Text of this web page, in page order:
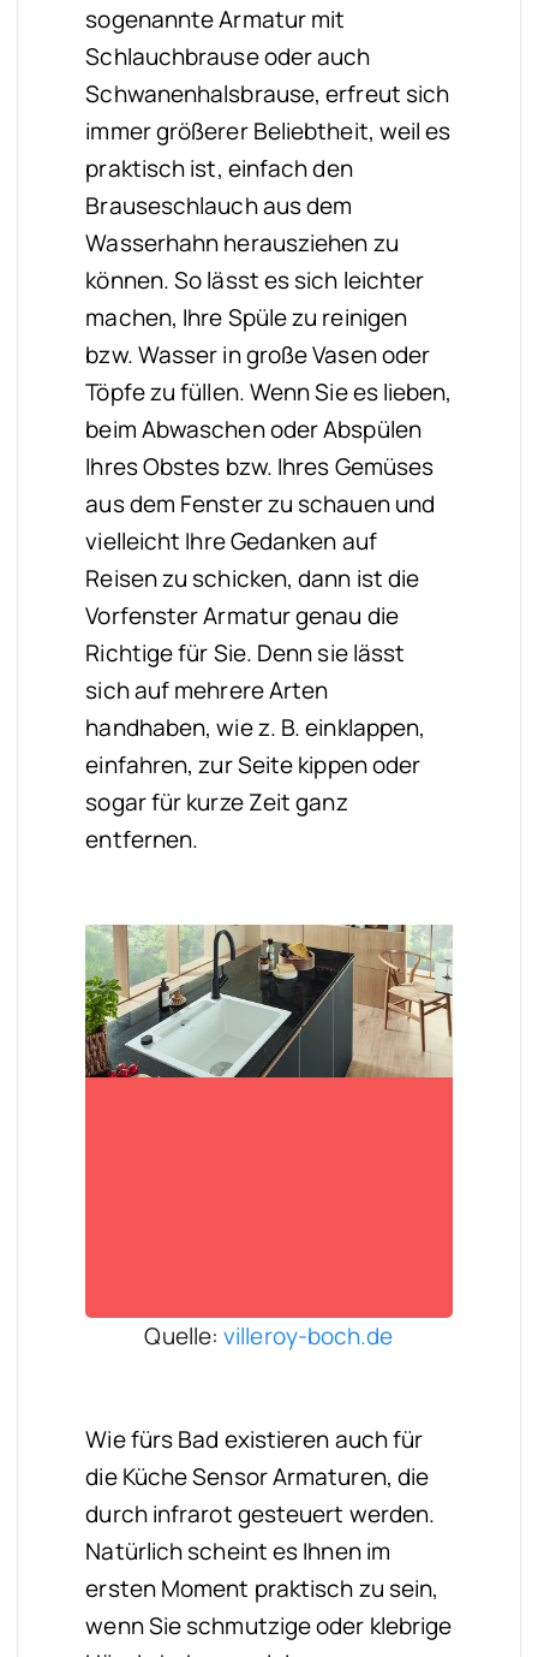
sogenannte Armatur mit
Schlauchbrause oder auch
Schwanenhalsbrause, erfreut sich
immer größerer Beliebtheit, weil es
praktisch ist, einfach den
Brauseschlauch aus dem
Wasserhahn herausziehen zu
können. So lässt es sich leichter
machen, Ihre Spüle zu reinigen
bzw. Wasser in große Vasen oder
Töpfe zu füllen.Wenn Sie es lieben,
beim Abwaschen oder Abspülen
Ihres Obstes bzw. Ihres Gemüses
aus dem Fenster zu schauen und
vielleicht Ihre Gedanken auf
Reisen zu schicken, dann ist die
Vorfenster Armatur genau die
Richtige für Sie. Denn sie lässt
sich auf mehrere Arten
handhaben, wie z. B. einklappen,
einfahren, zur Seite kippen oder
sogar für kurze Zeit ganz
entfernen.
Quelle:villeroy-boch.de
Wie fürs Bad existieren auch für
die Küche Sensor Armaturen, die
durch infrarot gesteuert werden.
Natürlich scheint es Ihnen im
ersten Moment praktisch zu sein,
wenn Sie schmutzige oder klebrige